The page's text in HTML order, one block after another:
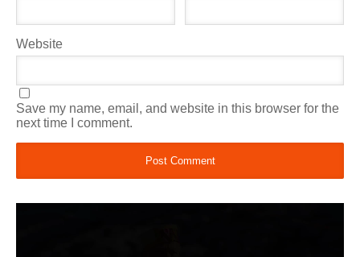
Website
Save my name, email, and website in this browser for the
next time I comment.